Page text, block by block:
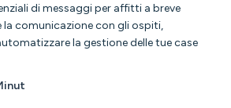
di messaggi per affitti a breve
la comunicazione con gli ospiti,
la gestione delle tue case